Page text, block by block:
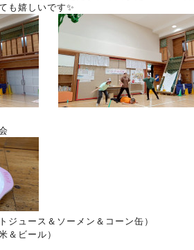
も嬉しいです✨
トジュース＆ソーメン＆コーン缶）
＆ビール）